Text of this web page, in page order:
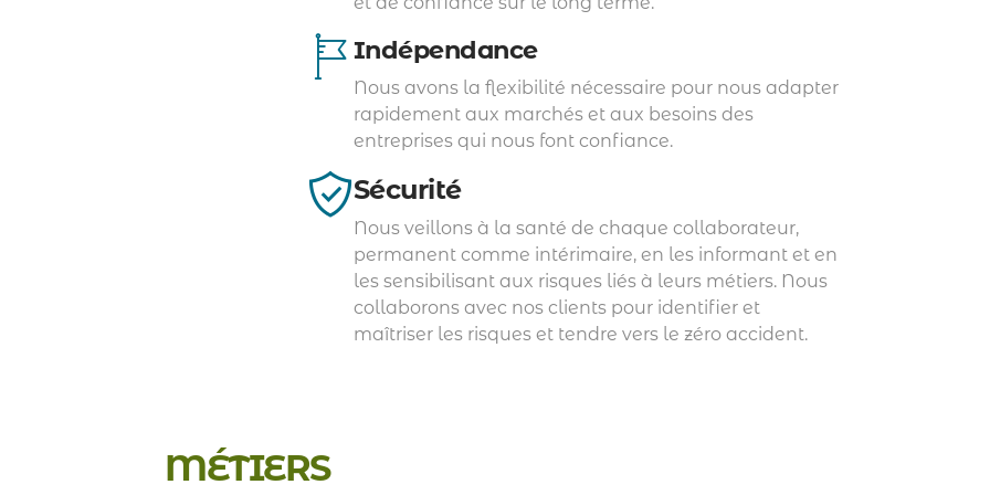
Indépendance
Nous avons la flexibilité nécessaire pour nous adapter
rapidement aux marchés et aux besoins des
entreprises qui nous font confiance.
Sécurité
Nous veillons à la santé de chaque collaborateur,
permanent comme intérimaire, en les informant et en
les sensibilisant aux risques liés à leurs métiers. Nous
collaborons avec nos clients pour identifier et
maîtriser les risques et tendre vers le zéro accident.
MÉTIERS
Nous accompagnons nos clients dans le recrutement en CDD et